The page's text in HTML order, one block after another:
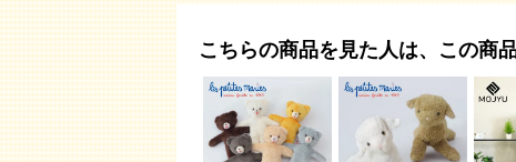
こちらの商品を見た人は、この商